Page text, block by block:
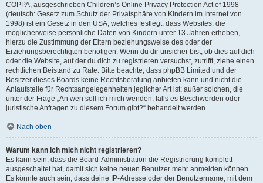
COPPA, ausgeschrieben Children’s Online Privacy Protection Act of 1998
(deutsch: Gesetz zum Schutz der Privatsphäre von Kindern im Internet von
1998) ist ein Gesetz in den USA, welches festlegt, dass Websites, die
möglicherweise persönliche Daten von Kindern unter 13 Jahren erheben,
hierzu die Zustimmung der Eltern beziehungsweise des oder der
Erziehungsberechtigten benötigen. Wenn du dir unsicher bist, ob dies auf dich
oder die Website, auf der du dich zu registrieren versuchst, zutrifft, ziehe einen
rechtlichen Beistand zu Rate. Bitte beachte, dass phpBB Limited und der
Besitzer dieses Boards keine Rechtsberatung anbieten kann und nicht die
Anlaufstelle für Rechtsangelegenheiten jeglicher Art ist; außer solchen, die
unter der Frage „An wen soll ich mich wenden, falls es Beschwerden oder
juristische Anfragen zu diesem Forum gibt?“ behandelt werden.
Nach oben
Warum kann ich mich nicht registrieren?
Es kann sein, dass die Board-Administration die Registrierung komplett
ausgeschaltet hat, damit sich keine neuen Benutzer mehr anmelden können.
Es könnte auch sein, dass deine IP-Adresse oder der Benutzername, mit dem